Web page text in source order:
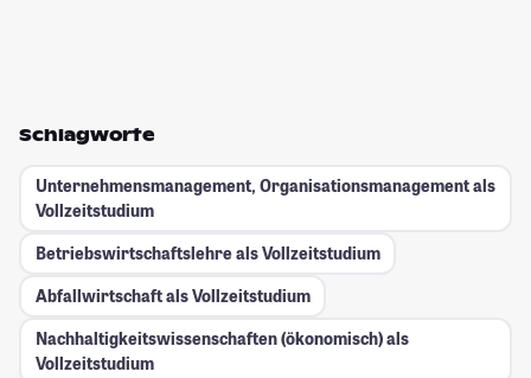
Schlagworte
Unternehmensmanagement, Organisationsmanagement als
Vollzeitstudium
Betriebswirtschaftslehre als Vollzeitstudium
Abfallwirtschaft als Vollzeitstudium
Nachhaltigkeitswissenschaften (ökonomisch) als
Vollzeitstudium